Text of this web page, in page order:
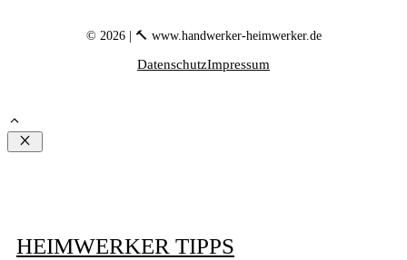
© 2026 | 🔨 www.handwerker-heimwerker.de
DatenschutzImpressum
Schließen
HEIMWERKER TIPPS